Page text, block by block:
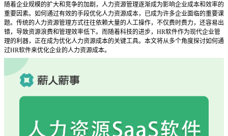
随着企业规模的扩大和竞争的加剧，人力资源管理逐渐成为影响企业成本和效率的
重要因素。如何通过有效的手段优化人力资源成本，已成为许多企业面临的重要课
题。传统的人力资源管理方式往往依赖大量的人工操作，不仅费时费力，还容易出
错，导致资源浪费和管理效率低下。而随着科技的进步， HR软件作为现代企业管
理的利器，正在成为优化人力资源成本的关键工具。本文将从多个角度探讨如何通
过HR软件来优化企业的人力资源成本。